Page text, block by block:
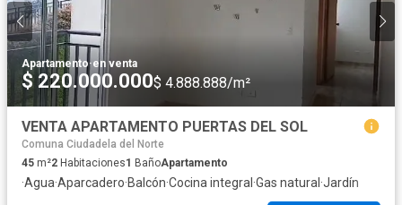
Apartamento·en venta
$ 220.000.000$ 4.888.888/m²
VENTA APARTAMENTO PUERTAS DEL SOL
Comuna Ciudadela del Norte
45 m²2 Habitaciones1 BañoApartamento
·Agua·Aparcadero·Balcón·Cocina integral·Gas natural·Jardín